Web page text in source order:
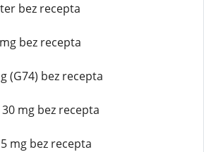
bez recepta
bez recepta
(G74) bez recepta
mg bez recepta
mg bez recepta